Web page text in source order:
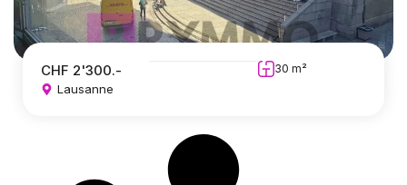
CHF 2'300.-
Lausanne
30 m²